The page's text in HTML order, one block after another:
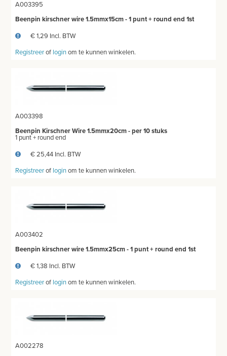
A003395
Beenpin kirschner wire 1.5mmx15cm - 1 punt + round end 1st
€ 1,29 Incl. BTW
Registreerof loginom te kunnen winkelen.
A003398
Beenpin Kirschner Wire 1.5mmx20cm - per 10 stuks
1 punt + round end
€ 25,44 Incl. BTW
Registreerof loginom te kunnen winkelen.
A003402
Beenpin kirschner wire 1.5mmx25cm - 1 punt + round end 1st
€ 1,38 Incl. BTW
Registreerof loginom te kunnen winkelen.
A002278